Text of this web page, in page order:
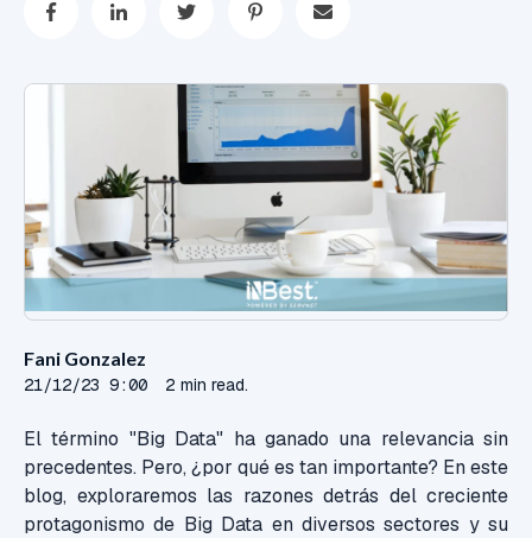
Fani Gonzalez
21/12/23 9:00 2 min read.
El término "Big Data" ha ganado una relevancia sin
precedentes. Pero, ¿por qué es tan importante? En este
blog, exploraremos las razones detrás del creciente
protagonismo de Big Data en diversos sectores y su